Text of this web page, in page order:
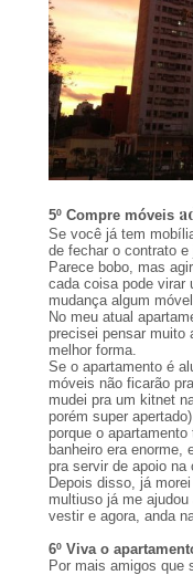
5º Compre móveis
Se você já tem
de fechar o contrato
Parece bobo, mas
cada coisa pode virar
mudança algum
No meu atual
precisei pensar muito
melhor forma.
Se o apartamento é
móveis não ficarão
mudei pra um kitnet
porém super
porque o
banheiro era enorme,
pra servir de apoio na
Depois disso, já
multiuso já me
vestir e agora, anda
6º Viva o
Por mais amigos que